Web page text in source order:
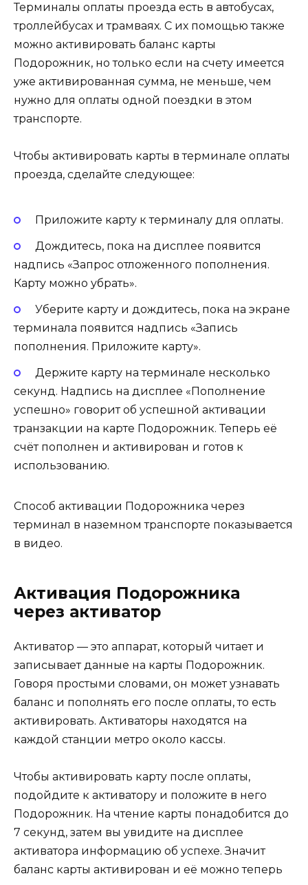
Терминалы оплаты проезда есть в автобусах,
троллейбусах и трамваях. С их помощью также
можно активировать баланс карты
Подорожник, но только если на счету имеется
уже активированная сумма, не меньше, чем
нужно для оплаты одной поездки в этом
транспорте.
Чтобы активировать карты в терминале оплаты
проезда, сделайте следующее:
Приложите карту к терминалу для оплаты.
Дождитесь, пока на дисплее появится
надпись «Запрос отложенного пополнения.
Карту можно убрать».
Уберите карту и дождитесь, пока на экране
терминала появится надпись «Запись
пополнения. Приложите карту».
Держите карту на терминале несколько
секунд. Надпись на дисплее «Пополнение
успешно» говорит об успешной активации
транзакции на карте Подорожник. Теперь её
счёт пополнен и активирован и готов к
использованию.
Способ активации Подорожника через
терминал в наземном транспорте показывается
в видео.
Активация Подорожника
через активатор
Активатор — это аппарат, который читает и
записывает данные на карты Подорожник.
Говоря простыми словами, он может узнавать
баланс и пополнять его после оплаты, то есть
активировать. Активаторы находятся на
каждой станции метро около кассы.
Чтобы активировать карту после оплаты,
подойдите к активатору и положите в него
Подорожник. На чтение карты понадобится до
7 секунд, затем вы увидите на дисплее
активатора информацию об успехе. Значит
баланс карты активирован и её можно теперь